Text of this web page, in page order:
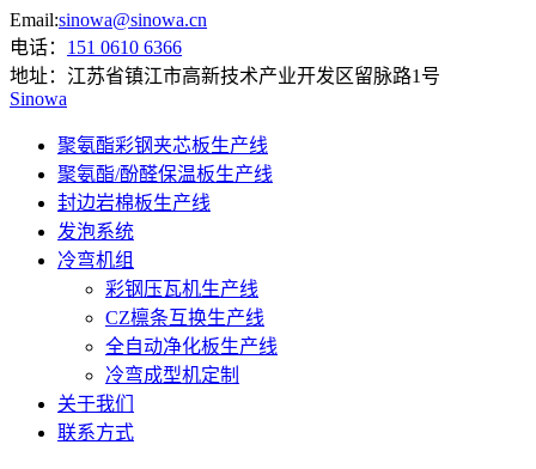
Email:sinowa@sinowa.cn
电话： 151 0610 6366
地址： 江苏省镇江市高新技术产业开发区留脉路1号
Sinowa
聚氨酯彩钢夹芯板生产线
聚氨酯/酚醛保温板生产线
封边岩棉板生产线
发泡系统
冷弯机组
彩钢压瓦机生产线
CZ檩条互换生产线
全自动净化板生产线
冷弯成型机定制
关于我们
联系方式